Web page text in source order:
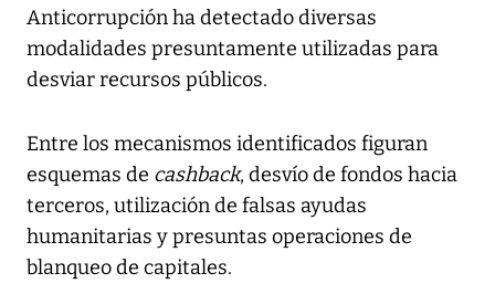
Anticorrupción ha detectado diversas
modalidades presuntamente utilizadas para
desviar recursos públicos.
Entre los mecanismos identificados figuran
esquemas de cashback, desvío de fondos hacia
terceros, utilización de falsas ayudas
humanitarias y presuntas operaciones de
blanqueo de capitales.